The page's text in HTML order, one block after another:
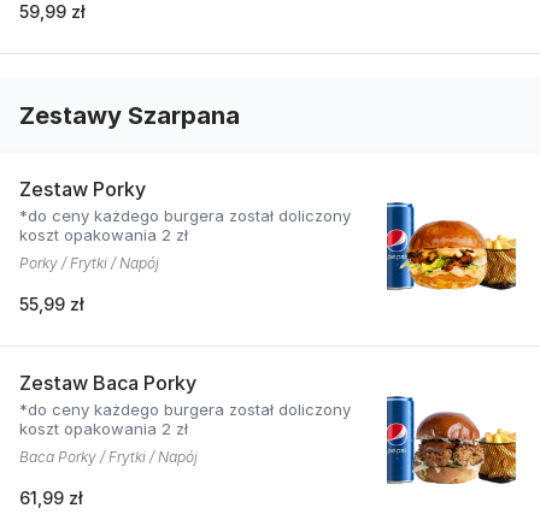
59,99 zł
Zestawy Szarpana
Zestaw Porky
*do ceny każdego burgera został doliczony
koszt opakowania 2 zł
Porky / Frytki / Napój
55,99 zł
Zestaw Baca Porky
*do ceny każdego burgera został doliczony
koszt opakowania 2 zł
Baca Porky / Frytki / Napój
61,99 zł